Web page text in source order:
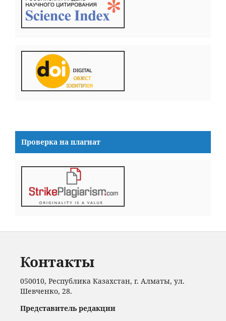
Проверка на плагиат
Контакты
050010, Республика Казахстан, г. Алматы, ул.
Шевченко, 28.
Представитель редакции